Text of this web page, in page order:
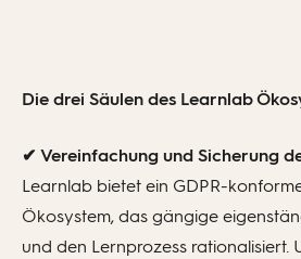
Die drei Säulen des Learnlab
✔ Vereinfachung und Sicherung
Learnlab bietet ein GDPR-
Ökosystem, das gängige
und den Lernprozess rationalisiert.